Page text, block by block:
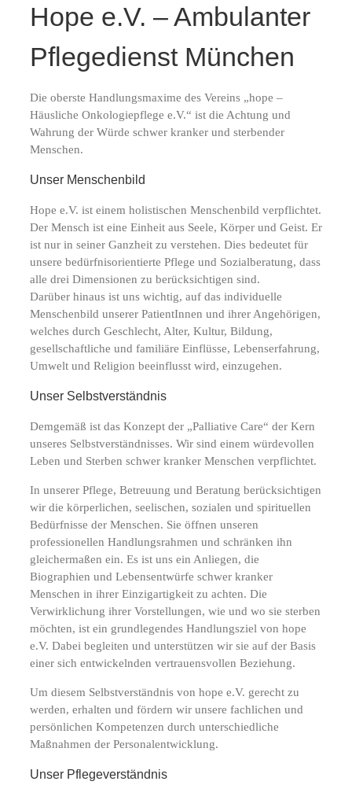
Hope e.V. – Ambulanter
Pflegedienst München
Die oberste Handlungsmaxime des Vereins „hope –
Häusliche Onkologiepflege e.V.“ ist die Achtung und
Wahrung der Würde schwer kranker und sterbender
Menschen.
Unser Menschenbild
Hope e.V. ist einem holistischen Menschenbild verpflichtet.
Der Mensch ist eine Einheit aus Seele, Körper und Geist. Er
ist nur in seiner Ganzheit zu verstehen. Dies bedeutet für
unsere bedürfnisorientierte Pflege und Sozialberatung, dass
alle drei Dimensionen zu berücksichtigen sind.
Darüber hinaus ist uns wichtig, auf das individuelle
Menschenbild unserer PatientInnen und ihrer Angehörigen,
welches durch Geschlecht, Alter, Kultur, Bildung,
gesellschaftliche und familiäre Einflüsse, Lebenserfahrung,
Umwelt und Religion beeinflusst wird, einzugehen.
Unser Selbstverständnis
Demgemäß ist das Konzept der „Palliative Care“ der Kern
unseres Selbstverständnisses. Wir sind einem würdevollen
Leben und Sterben schwer kranker Menschen verpflichtet.
In unserer Pflege, Betreuung und Beratung berücksichtigen
wir die körperlichen, seelischen, sozialen und spirituellen
Bedürfnisse der Menschen. Sie öffnen unseren
professionellen Handlungsrahmen und schränken ihn
gleichermaßen ein. Es ist uns ein Anliegen, die
Biographien und Lebensentwürfe schwer kranker
Menschen in ihrer Einzigartigkeit zu achten. Die
Verwirklichung ihrer Vorstellungen, wie und wo sie sterben
möchten, ist ein grundlegendes Handlungsziel von hope
e.V. Dabei begleiten und unterstützen wir sie auf der Basis
einer sich entwickelnden vertrauensvollen Beziehung.
Um diesem Selbstverständnis von hope e.V. gerecht zu
werden, erhalten und fördern wir unsere fachlichen und
persönlichen Kompetenzen durch unterschiedliche
Maßnahmen der Personalentwicklung.
Unser Pflegeverständnis